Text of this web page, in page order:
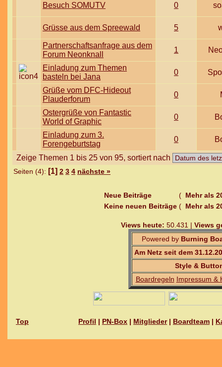
Besuch SOMUTV 0
Grüsse aus dem Spreewald 5
Partnerschaftsanfrage aus dem
Forum Neonknall
1
Einladung zum Themen
basteln bei Jana
0
Grüße vom DFC-Hideout
Plauderforum
0
Ostergrüße von Fantastic
World of Graphic
0
Einladung zum 3.
Forengeburtstag
0
Zeige Themen 1 bis 25 von 95, sortiert nach
Seiten (4): [1] 2 3 4 nächste »
Neue Beiträge ( Mehr als
Keine neuen Beiträge ( Mehr als
Views heute: 50.431 | Views
Powered by Burning
Am Netz seit dem
Style &
Boardregeln Impressum &
Top Profil | PN-Box | Mitglieder| Boardteam |